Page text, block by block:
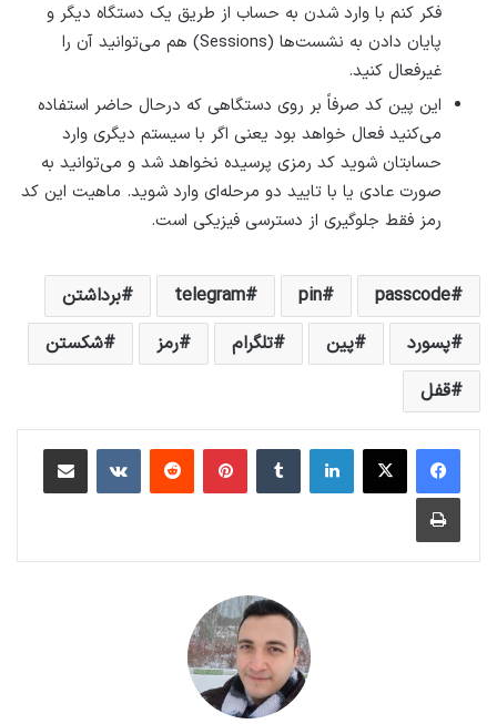
فکر کنم با وارد شدن به حساب از طریق یک دستگاه دیگر و
پایان دادن به نشست‌ها (Sessions) هم می‌توانید آن را
غیرفعال کنید.
این پین کد صرفاً بر روی دستگاهی که درحال حاضر استفاده
می‌کنید فعال خواهد بود یعنی اگر با سیستم دیگری وارد
حسابتان شوید کد رمزی پرسیده نخواهد شد و می‌توانید به
صورت عادی یا با تایید دو مرحله‌ای وارد شوید. ماهیت این کد
رمز فقط جلوگیری از دسترسی فیزیکی است.
passcode
pin
telegram
برداشتن
پسورد
پین تلگرام رمز
شکستن
قفل
لینکداینتامبلر پینتریستReddit
VKontakteاشتراک گذاری با ایمیل
چاپ